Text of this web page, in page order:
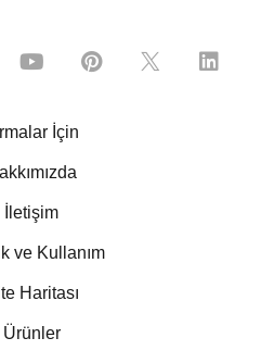
İçin
İletişim
ve Kullanım
Haritası
Ürünler